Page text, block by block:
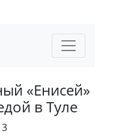
«Енисей»
в Туле